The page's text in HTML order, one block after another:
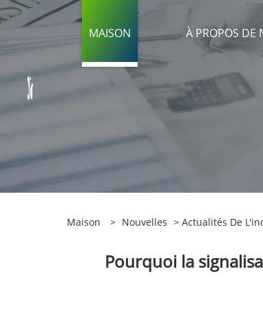
MAISON À PROPOS DE
Maison > Nouvelles > Actualités De
Pourquoi la